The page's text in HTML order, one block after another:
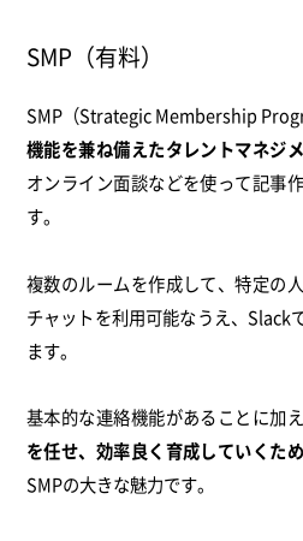
SMP（有料）
SMP（Strategic Membership
機能を兼ね備えたタレントマネジ
オンライン面談などを使って記事
す。
複数のルームを作成して、特定の
チャットを利用可能なうえ、Slack
ます。
基本的な連絡機能があることに加え
を任せ、効率良く育成していくた
SMPの大きな魅力です。